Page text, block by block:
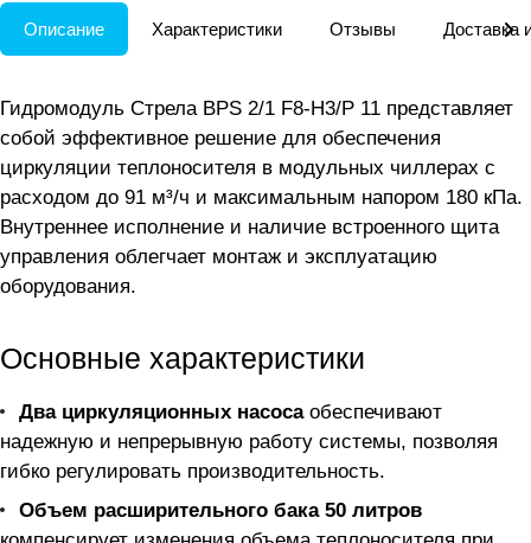
Описание Характеристики Отзывы Доставка
Гидромодуль Стрела BPS 2/1 F8-H3/P 11 представляет
собой эффективное решение для обеспечения
циркуляции теплоносителя в модульных чиллерах с
расходом до 91 м³/ч и максимальным напором 180 кПа.
Внутреннее исполнение и наличие встроенного щита
управления облегчает монтаж и эксплуатацию
оборудования.
Основные характеристики
Два циркуляционных насосаобеспечивают
надежную и непрерывную работу системы, позволяя
гибко регулировать производительность.
Объем расширительного бака 50 литров